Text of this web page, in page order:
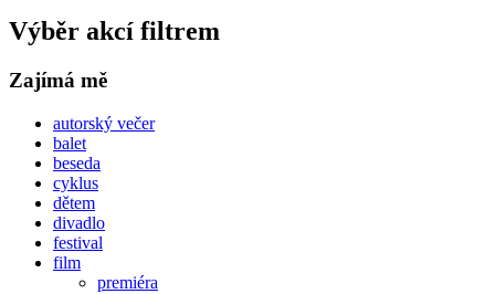
Výběr akcí filtrem
Zajímá mě
autorský večer
balet
beseda
cyklus
dětem
divadlo
festival
film
premiéra